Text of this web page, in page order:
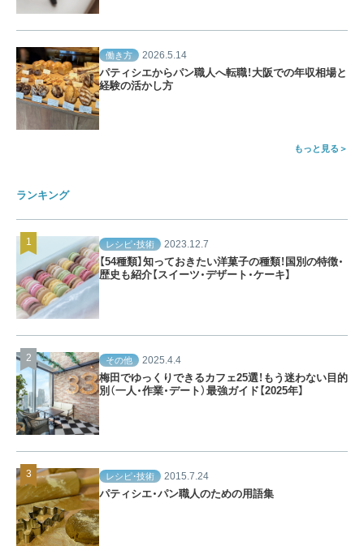
働き方 2026.5.14
パティシエからパン職人へ転職！大阪での年収相場と
経験の活かし方
もっと見る
ランキング
レシピ・技術 2023.12.7
【54種類】知っておきたい洋菓子の種類！国別の特徴・
歴史も紹介【スイーツ・デザート・ケーキ】
その他 2025.4.4
梅田でゆっくりできるカフェ25選！もう迷わない目的
別（一人・作業・デート）最強ガイド【2025年】
レシピ・技術 2015.7.24
パティシエ・パン職人のための用語集